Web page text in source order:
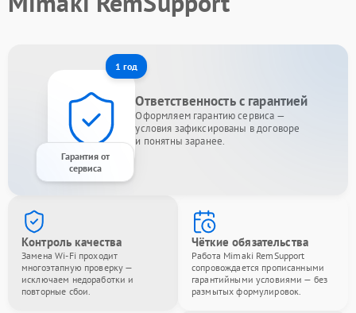
1 год
Гарантия от
сервиса
Ответственность с гарантией
Оформляем гарантию сервиса —
условия зафиксированы в договоре
и понятны заранее.
Контроль качества
Замена Wi-Fi проходит
многоэтапную проверку —
исключаем недоработки и
повторные сбои.
Чёткие обязательства
Работа Mimaki RemSupport
сопровождается прописанными
гарантийными условиями — без
размытых формулировок.